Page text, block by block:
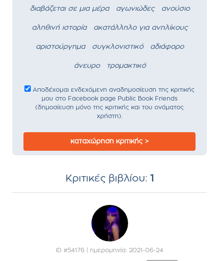
διαβάζεται σε μια μέρα αγωνιώδες ανούσιο
αληθινή ιστορία ακατάλληλο για ανηλίκους
αριστούργημα συγκλονιστικό αδιάφορο
άνευρο τρομακτικό
Αποδέχομαι ενδεχόμενη αναδημοσίευση της κριτικής
μου στο Facebook page Public Book Friends
(δημοσίευση μόνο της κριτικής και του ονόματος
χρήστη).
καταχώρηση κριτικής >
Κριτικές βιβλίου: 1
ID #54176 | ημερομηνία: 2021-06-24